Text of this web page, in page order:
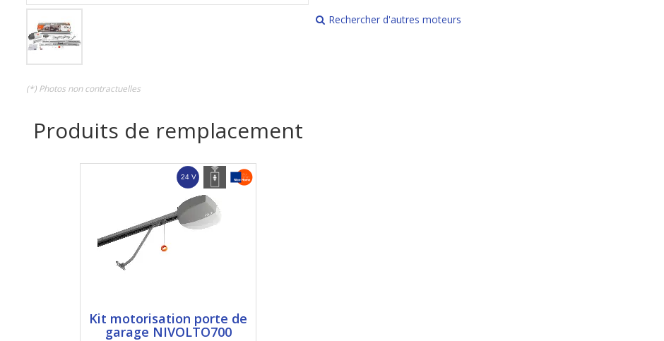
(*) Photos non contractuelles
Rechercher d'autres moteurs
Produits de remplacement
Kit motorisation porte de
garage NIVOLTO700